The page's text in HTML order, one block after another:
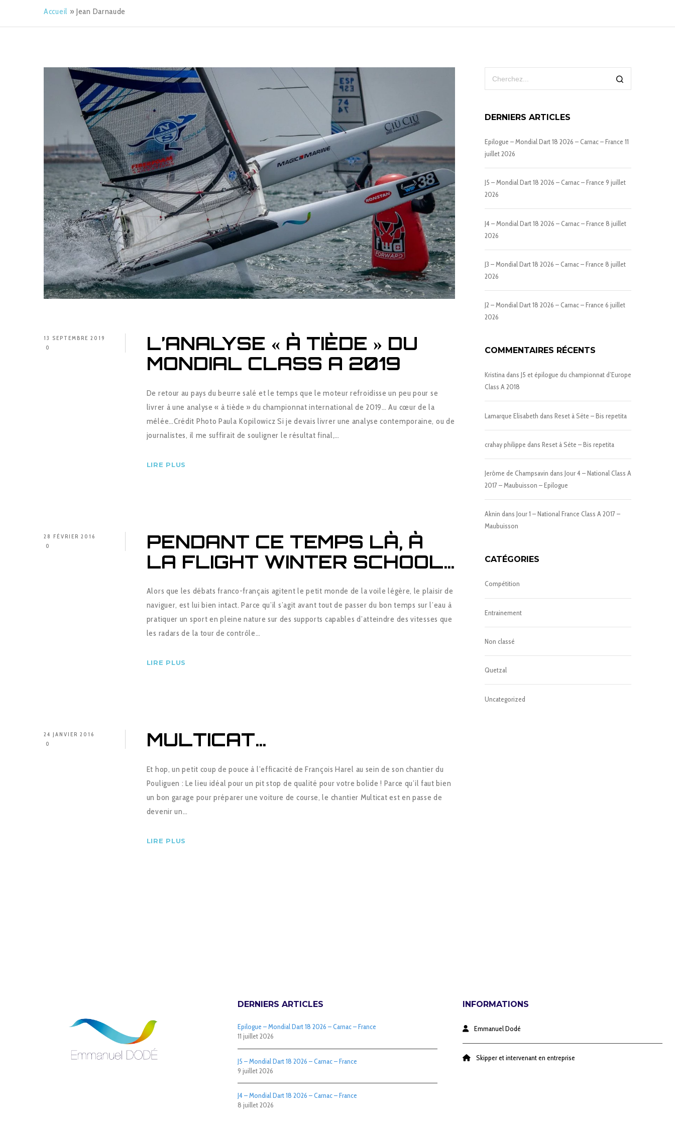
Accueil » Jean Darnaude
13 SEPTEMBRE 2019
0
L’ANALYSE « À TIÈDE » DU
MONDIAL CLASS A 2019
De retour au pays du beurre salé et le temps que le moteur refroidisse un peu pour se
livrer à une analyse « à tiède » du championnat international de 2019… Au cœur de la
mêlée…Crédit Photo Paula Kopilowicz Si je devais livrer une analyse contemporaine, ou de
journalistes, il me suffirait de souligner le résultat final,…
LIRE PLUS
28 FÉVRIER 2016
0
PENDANT CE TEMPS LÀ, À
LA FLIGHT WINTER SCHOOL…
Alors que les débats franco-français agitent le petit monde de la voile légère, le plaisir de
naviguer, est lui bien intact. Parce qu’il s’agit avant tout de passer du bon temps sur l’eau à
pratiquer un sport en pleine nature sur des supports capables d’atteindre des vitesses que
les radars de la tour de contrôle…
LIRE PLUS
24 JANVIER 2016
0
MULTICAT…
Et hop, un petit coup de pouce à l’efficacité de François Harel au sein de son chantier du
Pouliguen : Le lieu idéal pour un pit stop de qualité pour votre bolide ! Parce qu’il faut bien
un bon garage pour préparer une voiture de course, le chantier Multicat est en passe de
devenir un…
LIRE PLUS
DERNIERS ARTICLES
Epilogue – Mondial Dart 18 2026 – Carnac – France 11
juillet 2026
J5 – Mondial Dart 18 2026 – Carnac – France 9 juillet
2026
J4 – Mondial Dart 18 2026 – Carnac – France 8 juillet
2026
J3 – Mondial Dart 18 2026 – Carnac – France 8 juillet
2026
J2 – Mondial Dart 18 2026 – Carnac – France 6 juillet
2026
COMMENTAIRES RÉCENTS
Kristinadans J5 et épilogue du championnat d’Europe
Class A 2018
Lamarque Elisabeth dans Reset à Sète – Bis repetita
crahay philippe dans Reset à Sète – Bis repetita
Jerôme de Champsavin dans Jour 4 – National Class A
2017 – Maubuisson – Epilogue
Aknin dans Jour 1 – National France Class A 2017 –
Maubuisson
CATÉGORIES
Compétition
Entrainement
Non classé
Quetzal
Uncategorized
DERNIERS ARTICLES
Epilogue – Mondial Dart 18 2026 – Carnac – France
11 juillet 2026
J5 – Mondial Dart 18 2026 – Carnac – France
9 juillet 2026
J4 – Mondial Dart 18 2026 – Carnac – France
8 juillet 2026
INFORMATIONS
Emmanuel Dodé
Skipper et intervenant en entreprise